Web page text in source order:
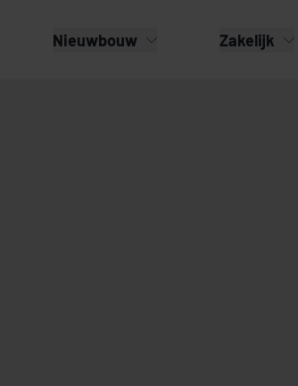
Nieuwbouw Zakelijk